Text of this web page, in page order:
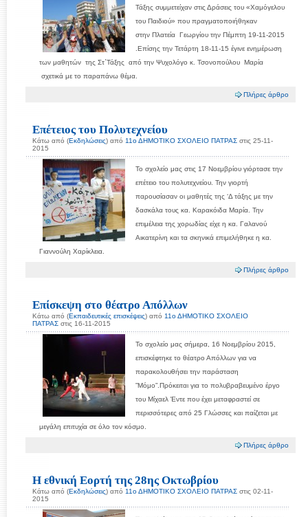
Τάξης συμμετείχαν στις Δράσεις του «Χαμόγελου
του Παιδιού» που πραγματοποιήθηκαν
στην Πλατεία Γεωργίου την Πέμπτη 19-11-2015
.Επίσης την Τετάρτη 18-11-15 έγινε ενημέρωση
των μαθητών της Στ΄Τάξης από την Ψυχολόγο κ. Τσονοπούλου Μαρία
σχετικά με το παραπάνω θέμα.
Πλήρες άρθρο
Επέτειος του Πολυτεχνείου
Κάτω από (Εκδηλώσεις) από 11ο ΔΗΜΟΤΙΚΟ ΣΧΟΛΕΙΟ ΠΑΤΡΑΣ στις 25-11-
2015
Το σχολείο μας στις 17 Νοεμβρίου γιόρτασε την
επέτειο του πολυτεχνείου. Την γιορτή
παρουσίασαν οι μαθητές της ‘Δ τάξης με την
δασκάλα τους κα. Καρακόιδα Μαρία. Την
επιμέλεια της χορωδίας είχε η κα. Γαλανού
Αικατερίνη και τα σκηνικά επιμελήθηκε η κα.
Γιαννούλη Χαρίκλεια.
Πλήρες άρθρο
Επίσκεψη στο θέατρο Απόλλων
Κάτω από (Εκπαιδευτικές επισκέψεις) από 11ο ΔΗΜΟΤΙΚΟ ΣΧΟΛΕΙΟ
ΠΑΤΡΑΣ στις 16-11-2015
Το σχολείο μας σήμερα, 16 Νοεμβρίου 2015,
επισκέφτηκε το θέατρο Απόλλων για να
παρακολουθήσει την παράσταση
”Μόμο”.Πρόκειται για το πολυβραβευμένο έργο
του Μίχαελ Έντε που έχει μεταφραστεί σε
περισσότερες από 25 Γλώσσες και παίζεται με
μεγάλη επιτυχία σε όλο τον κόσμο.
Πλήρες άρθρο
Η εθνική Εορτή της 28ης Οκτωβρίου
Κάτω από (Εκδηλώσεις) από 11ο ΔΗΜΟΤΙΚΟ ΣΧΟΛΕΙΟ ΠΑΤΡΑΣ στις 02-11-
2015